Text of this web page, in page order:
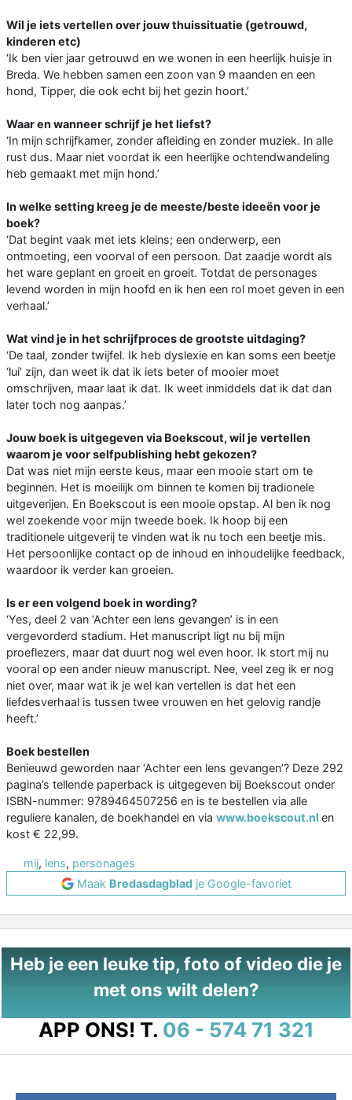
Wil je iets vertellen over jouw thuissituatie (getrouwd,
kinderen etc)
‘Ik ben vier jaar getrouwd en we wonen in een heerlijk huisje in
Breda. We hebben samen een zoon van 9 maanden en een
hond, Tipper, die ook echt bij het gezin hoort.’
Waar en wanneer schrijf je het liefst?
‘In mijn schrijfkamer, zonder afleiding en zonder muziek. In alle
rust dus. Maar niet voordat ik een heerlijke ochtendwandeling
heb gemaakt met mijn hond.’
In welke setting kreeg je de meeste/beste ideeën voor je
boek?
‘Dat begint vaak met iets kleins; een onderwerp, een
ontmoeting, een voorval of een persoon. Dat zaadje wordt als
het ware geplant en groeit en groeit. Totdat de personages
levend worden in mijn hoofd en ik hen een rol moet geven in een
verhaal.’
Wat vind je in het schrijfproces de grootste uitdaging?
‘De taal, zonder twijfel. Ik heb dyslexie en kan soms een beetje
‘lui’ zijn, dan weet ik dat ik iets beter of mooier moet
omschrijven, maar laat ik dat. Ik weet inmiddels dat ik dat dan
later toch nog aanpas.’
Jouw boek is uitgegeven via Boekscout, wil je vertellen
waarom je voor selfpublishing hebt gekozen?
Dat was niet mijn eerste keus, maar een mooie start om te
beginnen. Het is moeilijk om binnen te komen bij tradionele
uitgeverijen. En Boekscout is een mooie opstap. Al ben ik nog
wel zoekende voor mijn tweede boek. Ik hoop bij een
traditionele uitgeverij te vinden wat ik nu toch een beetje mis.
Het persoonlijke contact op de inhoud en inhoudelijke feedback,
waardoor ik verder kan groeien.
Is er een volgend boek in wording?
‘Yes, deel 2 van ‘Achter een lens gevangen’ is in een
vergevorderd stadium. Het manuscript ligt nu bij mijn
proeflezers, maar dat duurt nog wel even hoor. Ik stort mij nu
vooral op een ander nieuw manuscript. Nee, veel zeg ik er nog
niet over, maar wat ik je wel kan vertellen is dat het een
liefdesverhaal is tussen twee vrouwen en het gelovig randje
heeft.’
Boek bestellen
Benieuwd geworden naar ‘Achter een lens gevangen’? Deze 292
pagina’s tellende paperback is uitgegeven bij Boekscout onder
ISBN-nummer: 9789464507256 en is te bestellen via alle
reguliere kanalen, de boekhandel en via www.boekscout.nl en
kost € 22,99.
mij, lens, personages
Maak Bredasdagbladje Google-favoriet
Heb je een leuke tip, foto of video die je
met ons wilt delen?
APP ONS! T. 06 - 574 71 321